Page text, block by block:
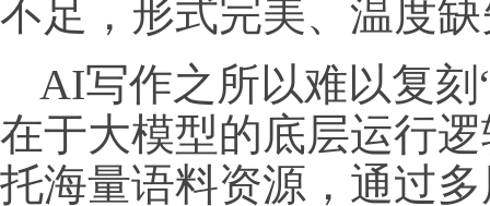
不足，形式完美、温度
AI写作之所以难以复
在于大模型的底层运行
托海量语料资源，通过